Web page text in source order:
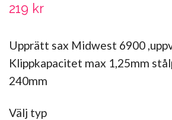
219 kr
Upprätt sax Midwest 6900
Klippkapacitet max 1,25mm
240mm
Välj typ